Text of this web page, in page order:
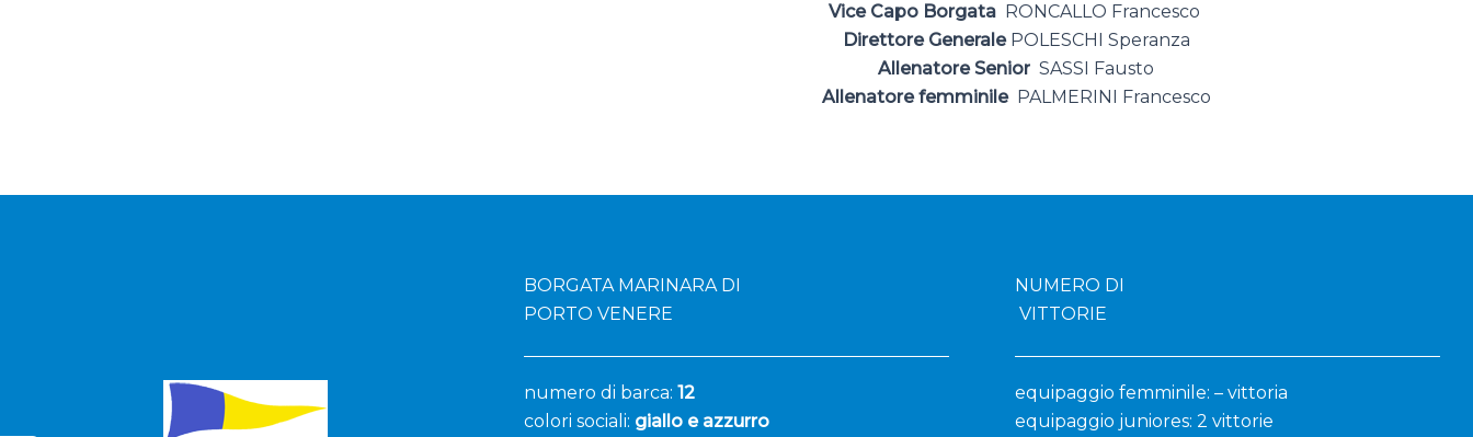
Vice Capo Borgata RONCALLO Francesco
Direttore GeneralePOLESCHI Speranza
Allenatore Senior SASSI Fausto
Allenatore femminile PALMERINI Francesco
BORGATA MARINARA DI
PORTO VENERE
numero di barca: 12
colori sociali: giallo e azzurro
NUMERO DI
VITTORIE
equipaggio femminile: – vittoria
equipaggio juniores: 2 vittorie